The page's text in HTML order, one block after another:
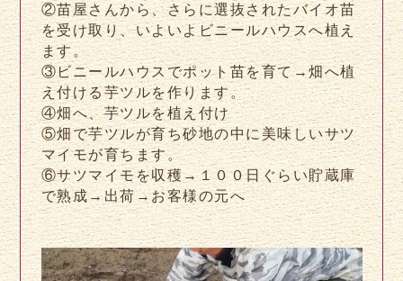
②苗屋さんから、さらに選抜されたバイオ苗
を受け取り、いよいよビニールハウスへ植え
ます。
③ビニールハウスでポット苗を育て→畑へ植
え付ける芋ツルを作ります。
④畑へ、芋ツルを植え付け
⑤畑で芋ツルが育ち砂地の中に美味しいサツ
マイモが育ちます。
⑥サツマイモを収穫→１００日ぐらい貯蔵庫
で熟成→出荷→お客様の元へ